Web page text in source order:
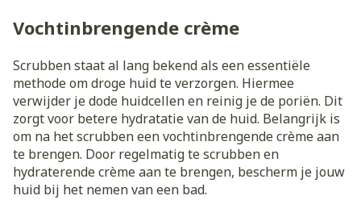
Vochtinbrengende crème
Scrubben staat al lang bekend als een essentiële
methode om droge huid te verzorgen. Hiermee
verwijder je dode huidcellen en reinig je de poriën. Dit
zorgt voor betere hydratatie van de huid. Belangrijk is
om na het scrubben een vochtinbrengende crème aan
te brengen. Door regelmatig te scrubben en
hydraterende crème aan te brengen, bescherm je jouw
huid bij het nemen van een bad.